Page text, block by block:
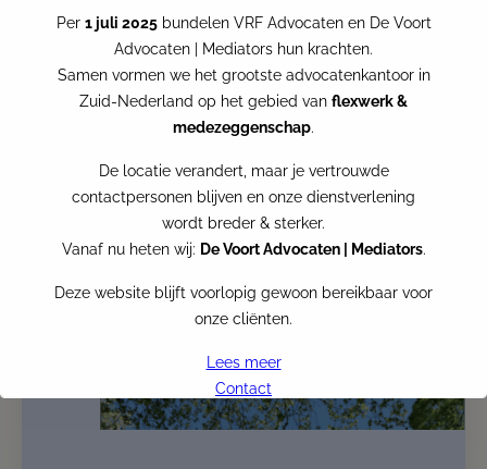
waar technologie, arbeid en toekomstgerichte
dienstverlening samenkomen. Onze collega
Hendarin Mouselli is samen met Stefan Pool, die
namens Next Standard aanwezig
Per 1 juli 2025bundelen VRF Advocaten en De Voort
Advocaten | Mediators hun krachten.
Samen vormen we het grootste advocatenkantoor in
Zuid-Nederland op het gebied van flexwerk &
medezeggenschap.
De locatie verandert, maar je vertrouwde
contactpersonen blijven en onze dienstverlening
wordt breder & sterker.
Vanaf nu heten wij: De Voort Advocaten | Mediators.
Deze website blijft voorlopig gewoon bereikbaar voor
onze cliënten.
Lees meer
Contact